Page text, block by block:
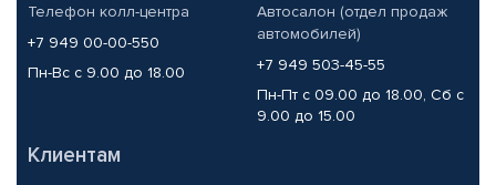
Телефон колл-центра
+7 949 00-00-550
Пн-Вс с 9.00 до 18.00
Автосалон (отдел продаж
автомобилей)
+7 949 503-45-55
Пн-Пт с 09.00 до 18.00, Сб с
9.00 до 15.00
Клиентам